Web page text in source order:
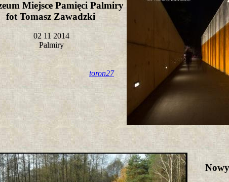
Miejsce Pamięci Palmiry
fot Tomasz Zawadzki
02 11 2014
Palmiry
toron27